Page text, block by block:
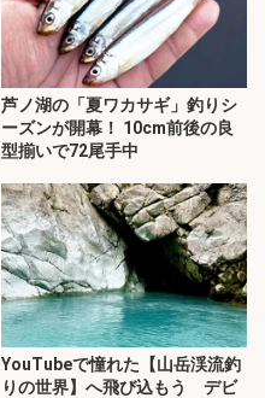
芦ノ湖の「夏ワカサギ」釣りシ
ーズンが開幕！ 10cm前後の良
型揃いで72尾手中
YouTubeで憧れた【山岳渓流釣
りの世界】へ飛び込もう デビ